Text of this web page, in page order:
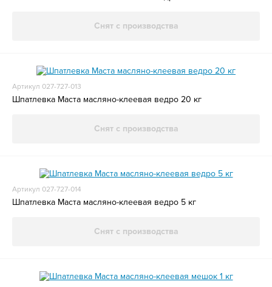
Снят с производства
Артикул 027-727-013
Шпатлевка Маста масляно-клеевая ведро 20 кг
Снят с производства
Артикул 027-727-014
Шпатлевка Маста масляно-клеевая ведро 5 кг
Снят с производства